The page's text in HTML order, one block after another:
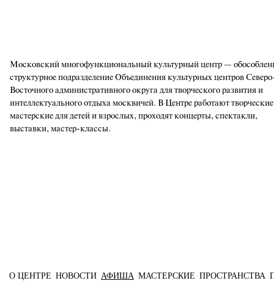
Московский многофункциональный культурный центр —
структурное подразделение Объединения культурных центров
Восточного административного округа для творческого развития и
интеллектуального отдыха москвичей. В Центре работают творческие
мастерские для детей и взрослых, проходят концерты, спектакли,
выставки, мастер-классы.
Главное меню
О ЦЕНТРЕ НОВОСТИ АФИША МАСТЕРСКИЕ ПРОСТРАНСТВА